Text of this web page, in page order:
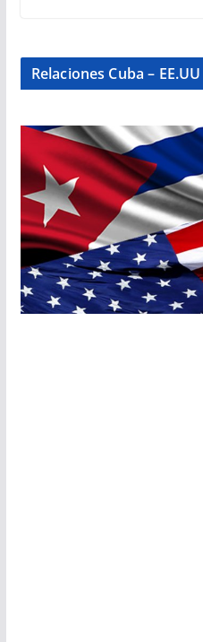
Relaciones Cuba – EE.UU